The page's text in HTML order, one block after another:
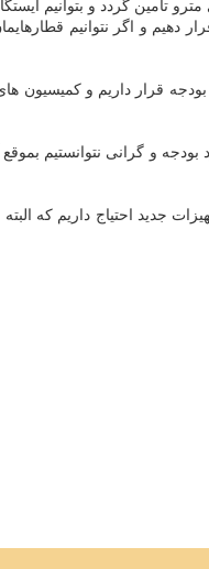
دهیم و اگر نتوانیم
قرار داریم و کمیسیون
های مختلف دارند که به خاطر کمبود بودجه و
شده که بیشتر از ۱۰۰۰ میلیارد تومان پول برای تعمیر